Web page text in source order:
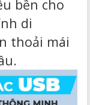
bền cho
di
thoải mái